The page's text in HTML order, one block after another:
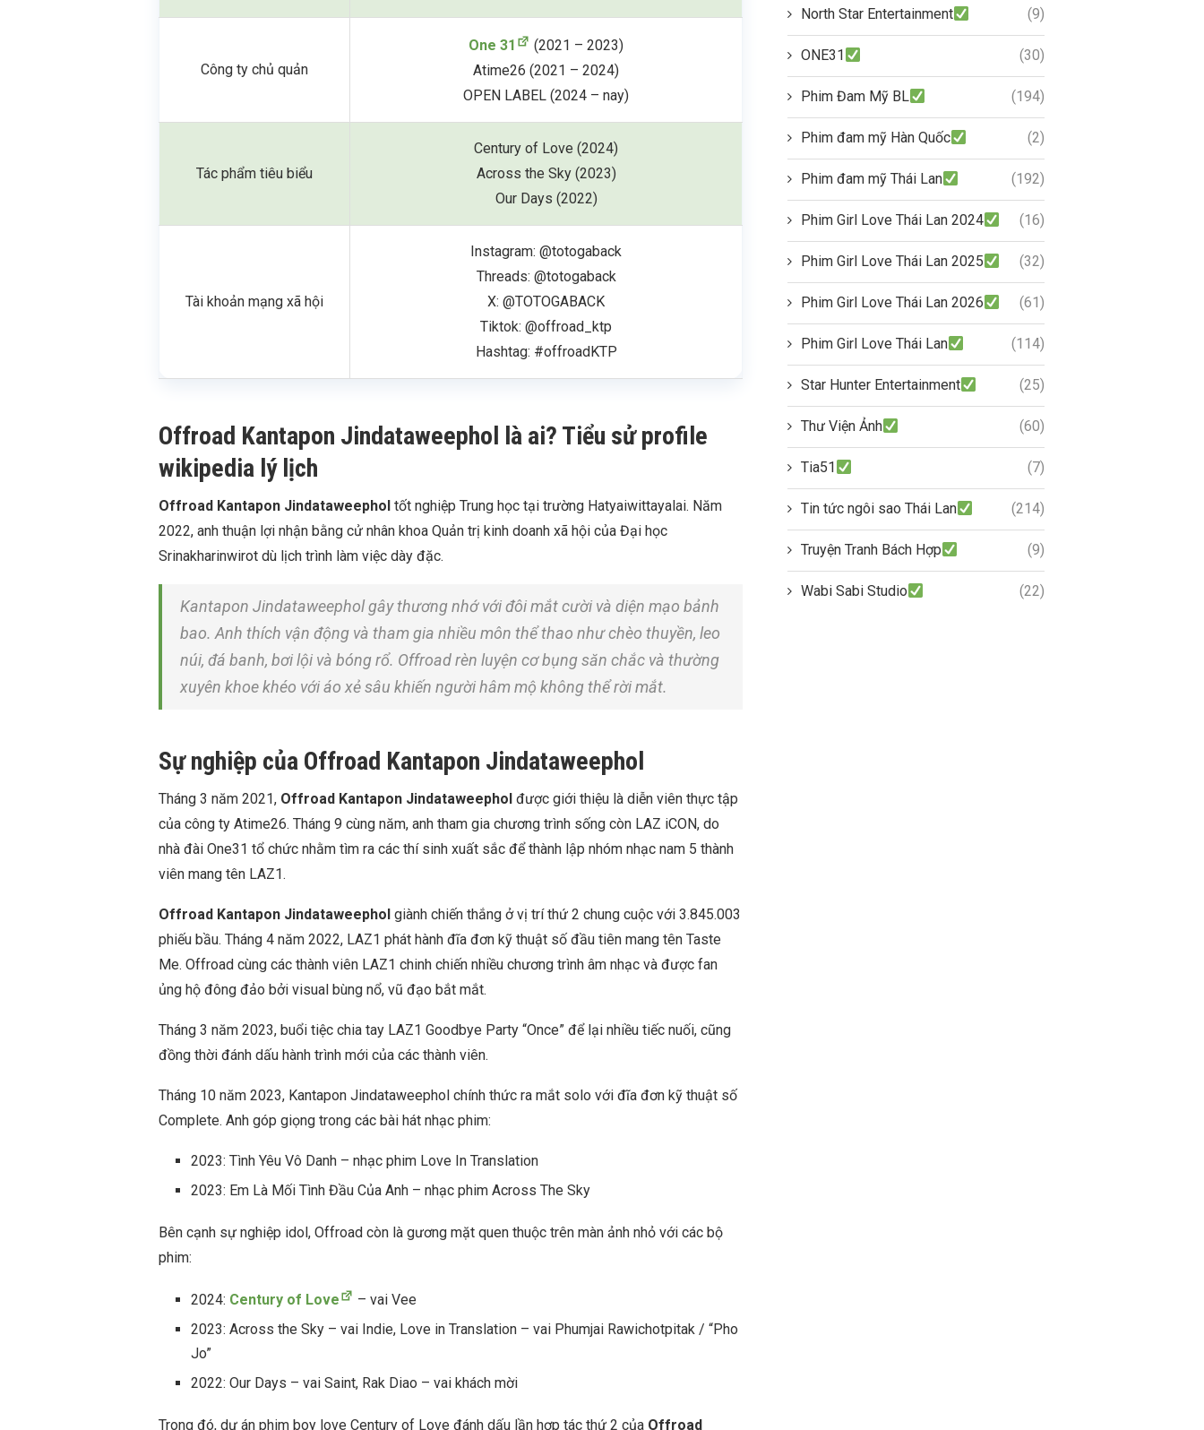
Công ty chủ quản
One 31
(2021 – 2023)
Atime26 (2021 – 2024)
OPEN LABEL (2024 – nay)
Tác phẩm tiêu biểu
Century of Love (2024)
Across the Sky (2023)
Our Days (2022)
Tài khoản mạng xã hội
Instagram: @totogaback
Threads: @totogaback
X: @TOTOGABACK
Tiktok: @offroad_ktp
Hashtag: #offroadKTP
Offroad Kantapon Jindataweephol là ai? Tiểu sử profile
wikipedia lý lịch
Offroad Kantapon Jindataweephol tốt nghiệp Trung học tại trường Hatyaiwittayalai. Năm
2022, anh thuận lợi nhận bằng cử nhân khoa Quản trị kinh doanh xã hội của Đại học
Srinakharinwirot dù lịch trình làm việc dày đặc.
Kantapon Jindataweephol gây thương nhớ với đôi mắt cười và diện mạo bảnh
bao. Anh thích vận động và tham gia nhiều môn thể thao như chèo thuyền, leo
núi, đá banh, bơi lội và bóng rổ. Offroad rèn luyện cơ bụng săn chắc và thường
xuyên khoe khéo với áo xẻ sâu khiến người hâm mộ không thể rời mắt.
Sự nghiệp của Offroad Kantapon Jindataweephol
Tháng 3 năm 2021, Offroad Kantapon Jindataweephol được giới thiệu là diễn viên thực tập
của công ty Atime26. Tháng 9 cùng năm, anh tham gia chương trình sống còn LAZ iCON, do
nhà đài One31 tổ chức nhằm tìm ra các thí sinh xuất sắc để thành lập nhóm nhạc nam 5 thành
viên mang tên LAZ1.
Offroad Kantapon Jindataweephol giành chiến thắng ở vị trí thứ 2 chung cuộc với 3.845.003
phiếu bầu. Tháng 4 năm 2022, LAZ1 phát hành đĩa đơn kỹ thuật số đầu tiên mang tên Taste
Me. Offroad cùng các thành viên LAZ1 chinh chiến nhiều chương trình âm nhạc và được fan
ủng hộ đông đảo bởi visual bùng nổ, vũ đạo bắt mắt.
Tháng 3 năm 2023, buổi tiệc chia tay LAZ1 Goodbye Party “Once” để lại nhiều tiếc nuối, cũng
đồng thời đánh dấu hành trình mới của các thành viên.
Tháng 10 năm 2023, Kantapon Jindataweephol chính thức ra mắt solo với đĩa đơn kỹ thuật số
Complete. Anh góp giọng trong các bài hát nhạc phim:
2023: Tình Yêu Vô Danh – nhạc phim Love In Translation
2023: Em Là Mối Tình Đầu Của Anh – nhạc phim Across The Sky
Bên cạnh sự nghiệp idol, Offroad còn là gương mặt quen thuộc trên màn ảnh nhỏ với các bộ
phim:
2024: Century of Love
– vai Vee
2023: Across the Sky – vai Indie, Love in Translation – vai Phumjai Rawichotpitak / “Pho
Jo”
2022: Our Days – vai Saint, Rak Diao – vai khách mời
Trong đó, dự án phim boy love Century of Love đánh dấu lần hợp tác thứ 2 của Offroad
North Star Entertainment (9)
ONE31 (30)
Phim Đam Mỹ BL (194)
Phim đam mỹ Hàn Quốc (2)
Phim đam mỹ Thái Lan (192)
Phim Girl Love Thái Lan 2024 (16)
Phim Girl Love Thái Lan 2025 (32)
Phim Girl Love Thái Lan 2026 (61)
Phim Girl Love Thái Lan (114)
Star Hunter Entertainment (25)
Thư Viện Ảnh (60)
Tia51 (7)
Tin tức ngôi sao Thái Lan (214)
Truyện Tranh Bách Hợp (9)
Wabi Sabi Studio (22)